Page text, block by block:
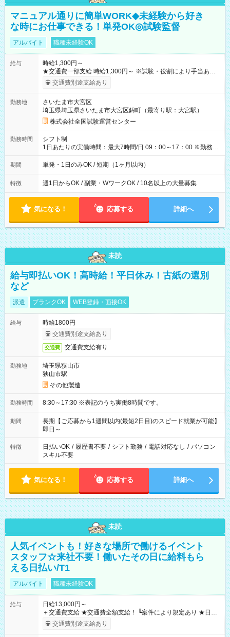
マニュアル通りに簡単WORK◆未経験から好き
な時にお仕事できる！単発OK◎試験監督
アルバイト 職種未経験OK
給与
時給1,300円～
★交通費一部支給 時給1,300円～ ※試験・役割により手当あり
※勤務回数により昇給あり 【即給（前払い）オプションあ
り！】 希望される場合、勤務から1週間ほどで給与の一部を受け
例】 ・河合塾模擬試験 8:30～17:30（休憩1時間） 時給1,300円
×8時間＝日収10,400円＋交通費 ※当日の役割により時給＋100
円の場合あり ・国家試験 7:00～13:30（休憩なし） 時給1,300
円（役割手当＋100円）×6時間＝日収8,400円＋交通費 【試用期
間】試用期間なし
交通費別途支給あり
勤務地
さいたま市大宮区
埼玉県埼玉県さいたま市大宮区錦町（最寄り駅：大宮駅）
株式会社全国試験運営センター
勤務時間
シフト制
1日あたりの実働時間：最大7時間/日 09：00～17：00 ※勤務時
間は 試験により異なります。
期間 単発・1日のみOK / 短期（1ヶ月以内）
特徴 週1日からOK / 副業・WワークOK / 10名以上の大量募集
気になる！ 応募する 詳細へ
未読
給与即払いOK！高時給！平日休み！古紙の選別
など
派遣 ブランクOK WEB登録・面接OK
給与
時給1800円
交通費別途支給あり
交通費 交通費支給有り
勤務地
埼玉県狭山市
狭山市駅
その他製造
勤務時間 8:30～17:30 ※表記のうち実働8時間です。
期間
長期【ご応募から1週間以内(最短2日目)のスピード就業が可能】
即日～
特徴 日払いOK / 履歴書不要 / シフト勤務 / 電話対応なし / パソコン
スキル不要
気になる！ 応募する 詳細へ
未読
人気イベントも！好きな場所で働けるイベント
スタッフ☆来社不要！働いたその日に給料もら
える日払い/T1
アルバイト 職種未経験OK
給与
日給13,000円～
＋交通費支給 ★交通費全額支給！ ┗案件により規定あり ★日払
いOK！（規定あり） ┗働いたその日に現金GET♪ お仕事後はコ
ンビニATMから 日払い分を引き落とせます！ 【試用期間】試
交通費別途支給あり